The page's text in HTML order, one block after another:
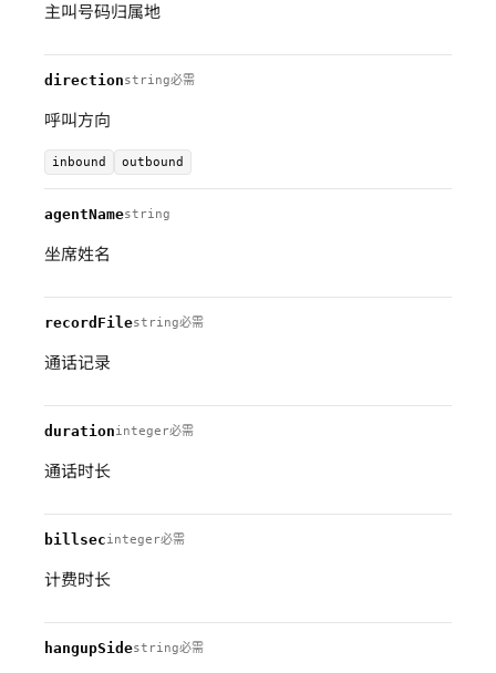
主叫号码归属地
directionstring必需
呼叫方向
inbound outbound
agentNamestring
坐席姓名
recordFilestring必需
通话记录
durationinteger必需
通话时长
billsecinteger必需
计费时长
hangupSidestring必需